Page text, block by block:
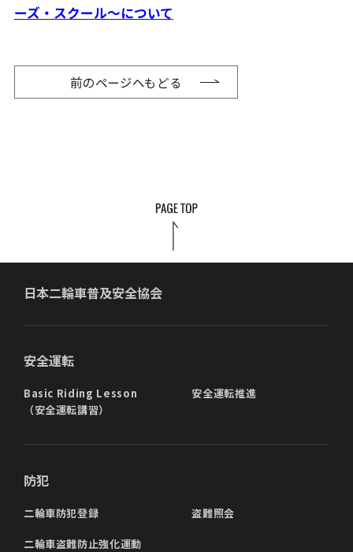
ーズ・スクール～について
前のページへもどる
日本二輪車普及安全協会
安全運転
Basic Riding Lesson
（安全運転講習）
安全運転推進
防犯
二輪車防犯登録 盗難照会
二輪車盗難防止強化運動